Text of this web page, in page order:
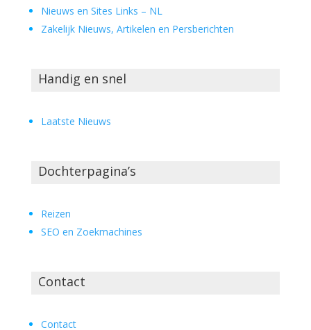
Nieuws en Sites Links – NL
Zakelijk Nieuws, Artikelen en Persberichten
Handig en snel
Laatste Nieuws
Dochterpagina’s
Reizen
SEO en Zoekmachines
Contact
Contact